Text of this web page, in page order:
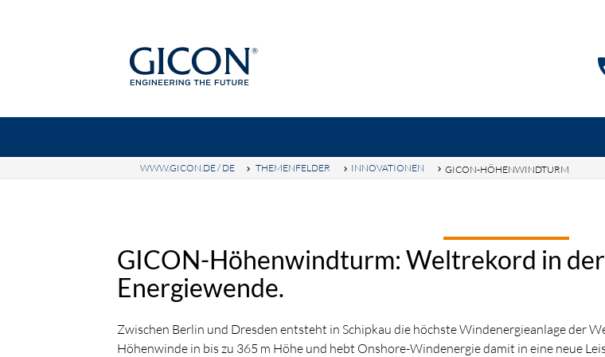
WWW.GICON.DE / DE THEMENFELDER INNOVATIONEN GICON-HÖHENWINDTURM
GICON-Höhenwindturm: Weltrekord in
Energiewende.
Zwischen Berlin und Dresden entsteht in Schipkau die höchste Windenergieanlage der
Höhenwinde in bis zu 365 m Höhe und hebt Onshore-Windenergie damit in eine neue